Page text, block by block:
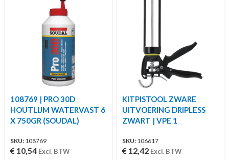
108769 | PRO 30D
HOUTLIJM WATERVAST 6
X 750GR (SOUDAL)
SKU: 108769
€ 10,54 Excl. BTW
KITPISTOOL ZWARE
UITVOERING DRIPLESS
ZWART | VPE 1
SKU: 106617
€ 12,42 Excl. BTW